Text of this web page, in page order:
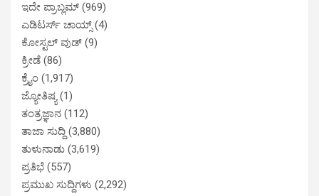
ಇದೇ ಪ್ರಾಬ್ಲಮ್ (969)
ಎಡಿಟರ್ಸ್ ಚಾಯ್ಸ್(4)
ಕೋಸ್ಟಲ್ ವುಡ್ (9)
ಕ್ರೀಡೆ (86)
ಕ್ರೈಂ (1,917)
ಜ್ಯೋತಿಷ್ಯ(1)
ತಂತ್ರಜ್ಞಾನ (112)
ತಾಜಾ ಸುದ್ದಿ (3,880)
ತುಳುನಾಡು (3,619)
ಪ್ರತಿಭೆ (557)
ಪ್ರಮುಖ ಸುದ್ದಿಗಳು (2,292)